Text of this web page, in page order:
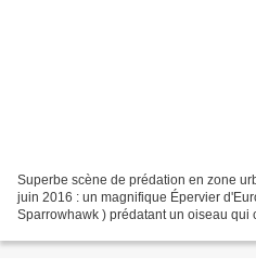
Superbe scène de prédation en zone
juin 2016 : un magnifique Épervier
Sparrowhawk ) prédatant un oiseau qui